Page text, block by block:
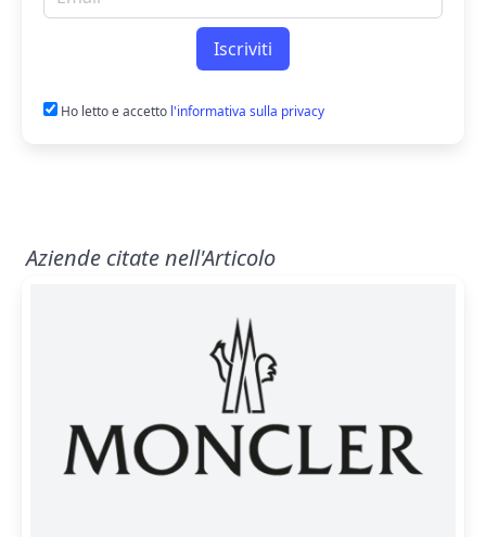
Iscriviti
Ho letto e accetto l'informativa sulla privacy
Aziende citate nell'Articolo